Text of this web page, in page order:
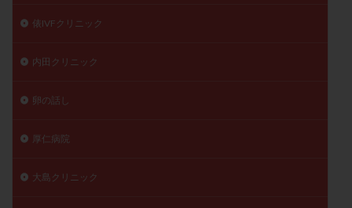
俵IVFクリニック
内田クリニック
卵の話し
厚仁病院
大島クリニック